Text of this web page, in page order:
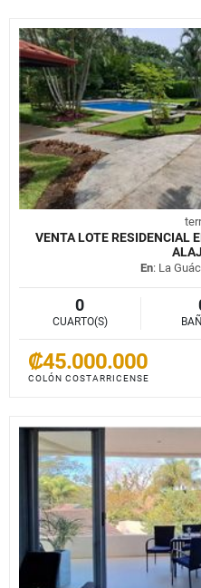
VENTA LOTE RESIDENCIAL
En: La
0
CUARTO(S)
₡45.000.000
COLÓN COSTARRICENSE